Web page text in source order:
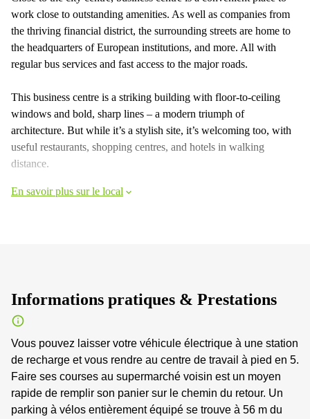
work close to outstanding amenities. As well as companies from
the thriving financial district, the surrounding streets are home to
the headquarters of European institutions, and more. All with
regular bus services and fast access to the major roads.
This business centre is a striking building with floor-to-ceiling
windows and bold, sharp lines – a modern triumph of
architecture. But while it’s a stylish site, it’s welcoming too, with
useful restaurants, shopping centres, and hotels in walking
distance.
En savoir plus sur le local
Informations pratiques & Prestations
Vous pouvez laisser votre véhicule électrique à une station
de recharge et vous rendre au centre de travail à pied en 5.
Faire ses courses au supermarché voisin est un moyen
rapide de remplir son panier sur le chemin du retour. Un
parking à vélos entièrement équipé se trouve à 56 m du